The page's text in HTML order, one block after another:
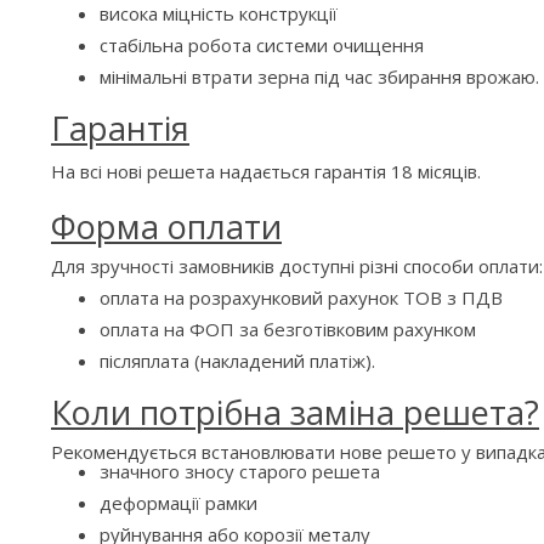
висока міцність конструкції
стабільна робота системи очищення
мінімальні втрати зерна під час збирання врожаю.
Гарантія
На всі нові решета надається гарантія 18 місяців.
Форма оплати
Для зручності замовників доступні різні способи оплати:
оплата на розрахунковий рахунок ТОВ з ПДВ
оплата на ФОП за безготівковим рахунком
післяплата (накладений платіж).
Коли потрібна заміна решета?
Рекомендується встановлювати нове решето у
значного зносу старого решета
деформації рамки
руйнування або корозії металу